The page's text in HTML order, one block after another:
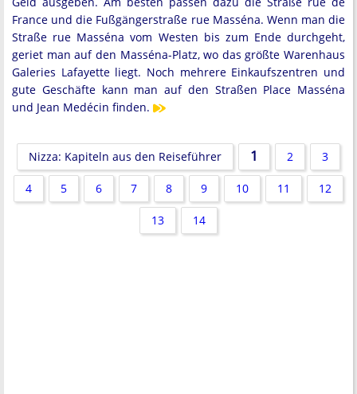
France und die Fußgängerstraße rue Masséna. Wenn man die
Straße rue Masséna vom Westen bis zum Ende durchgeht,
geriet man auf den Masséna-Platz, wo das größte Warenhaus
Galeries Lafayette liegt. Noch mehrere Einkaufszentren und
gute Geschäfte kann man auf den Straßen Place Masséna
und Jean Medécin finden.
Nizza: Kapiteln aus den Reiseführer 1 2 3
4 5 6 7 8 9 10 11 12
13 14